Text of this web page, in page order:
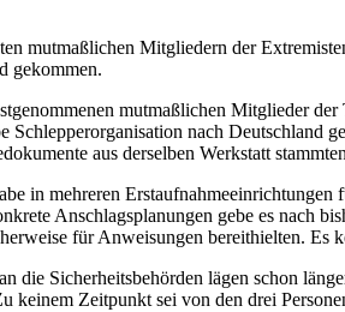
mutmaßlichen Mitgliedern der
gekommen.
mutmaßlichen Mitglieder
Schlepperorganisation nach Deutschland
aus derselben Werkstatt
in mehreren
Anschlagsplanungen gebe es nach
für Anweisungen bereithielten. Es
die Sicherheitsbehörden lägen schon
keinem Zeitpunkt sei von den drei